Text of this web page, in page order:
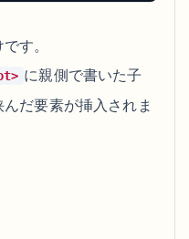
す。
に親側で書いた子
だ要素が挿入されま